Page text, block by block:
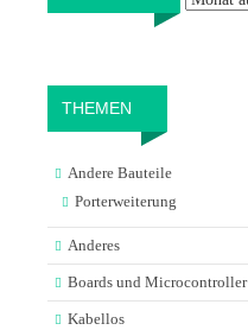
THEMEN
Andere Bauteile
Porterweiterung
Anderes
Boards und Microcontroller
Kabellos